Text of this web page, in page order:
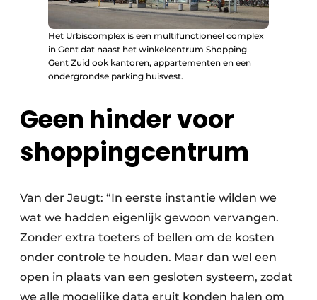
Het Urbiscomplex is een multifunctioneel complex
in Gent dat naast het winkelcentrum Shopping
Gent Zuid ook kantoren, appartementen en een
ondergrondse parking huisvest.
Geen hinder voor
shoppingcentrum
Van der Jeugt: “In eerste instantie wilden we
wat we hadden eigenlijk gewoon vervangen.
Zonder extra toeters of bellen om de kosten
onder controle te houden. Maar dan wel een
open in plaats van een gesloten systeem, zodat
we alle mogelijke data eruit konden halen om